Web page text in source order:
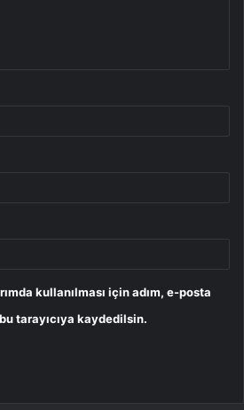
kullanılması için adım, e-posta
tarayıcıya kaydedilsin.